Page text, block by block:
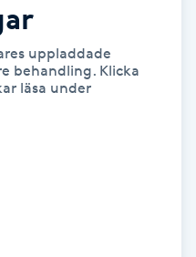
uppladdade
behandling. Klicka
läsa under